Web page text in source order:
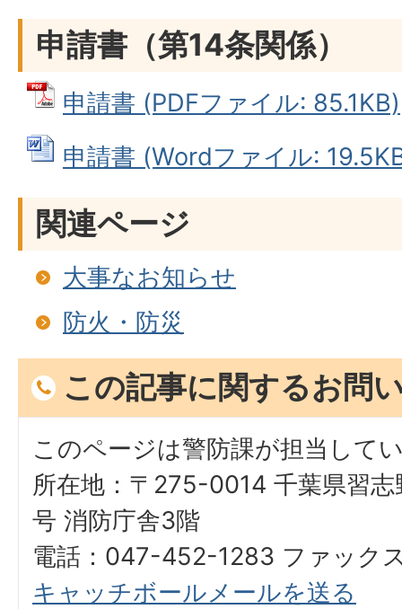
申請書（第14条関係）
申請書 (PDFファイル: 85.1KB)
申請書 (Wordファイル:
関連ページ
大事なお知らせ
防火・防災
この記事に関するお問
このページは警防課が担当して
所在地：〒275-0014 千葉県習
号 消防庁舎3階
電話：047-452-1283 ファック
キャッチボールメールを送る